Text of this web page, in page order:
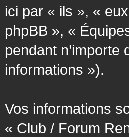
ici par « ils », «
phpBB », «
pendant
informations »).
Vos informations
« Club / Forum